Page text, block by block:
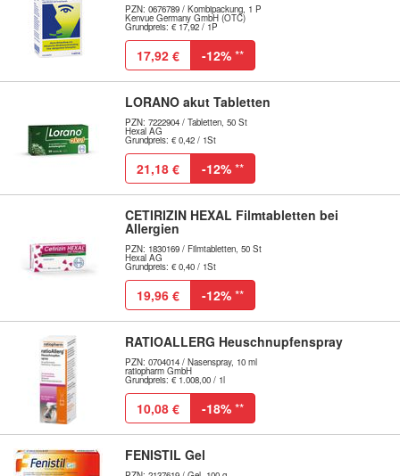
PZN: 0676789 / Kombipackung, 1 P
Kenvue Germany GmbH (OTC)
Grundpreis: € 17,92 / 1P
17,92 € -12% **
LORANO akut Tabletten
PZN: 7222904 / Tabletten, 50 St
Hexal AG
Grundpreis: € 0,42 / 1St
21,18 € -12% **
CETIRIZIN HEXAL Filmtabletten bei
Allergien
PZN: 1830169 / Filmtabletten, 50 St
Hexal AG
Grundpreis: € 0,40 / 1St
19,96 € -12% **
RATIOALLERG Heuschnupfenspray
PZN: 0704014 / Nasenspray, 10 ml
ratiopharm GmbH
Grundpreis: € 1.008,00 / 1l
10,08 € -18% **
FENISTIL Gel